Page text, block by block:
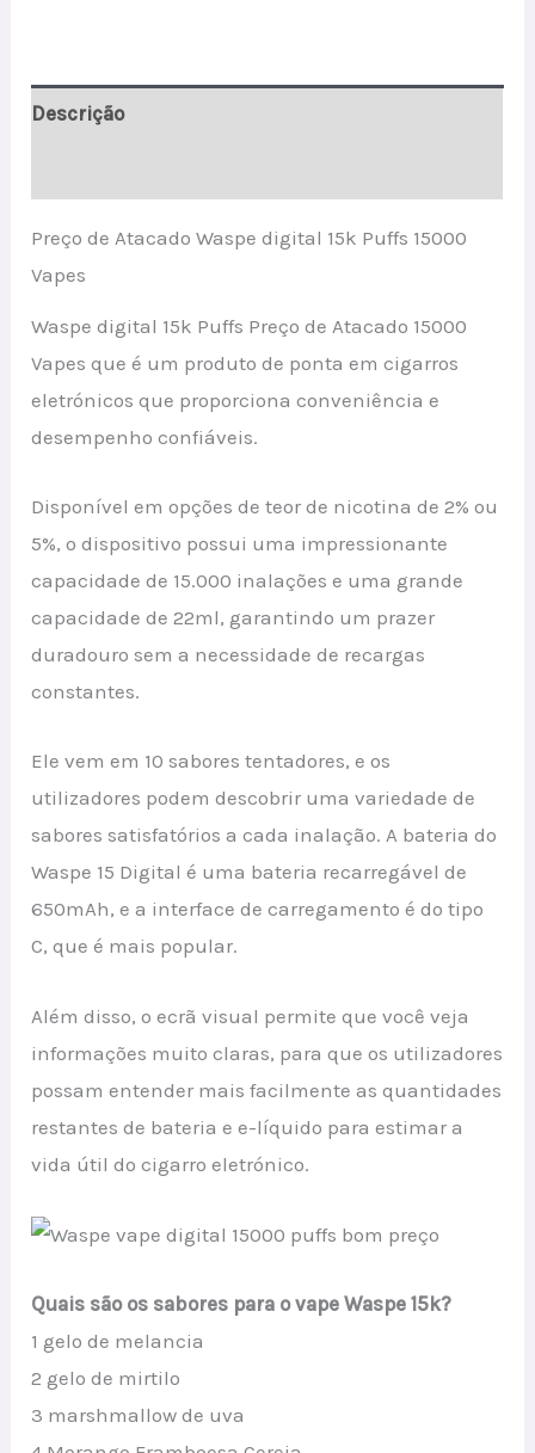
Descrição
Preço de Atacado Waspe digital 15k Puffs 15000
Vapes
Waspe digital 15k Puffs Preço de Atacado 15000
Vapes que é um produto de ponta em cigarros
eletrónicos que proporciona conveniência e
desempenho confiáveis.
Disponível em opções de teor de nicotina de 2% ou
5%, o dispositivo possui uma impressionante
capacidade de 15.000 inalações e uma grande
capacidade de 22ml, garantindo um prazer
duradouro sem a necessidade de recargas
constantes.
Ele vem em 10 sabores tentadores, e os
utilizadores podem descobrir uma variedade de
sabores satisfatórios a cada inalação. A bateria do
Waspe 15 Digital é uma bateria recarregável de
650mAh, e a interface de carregamento é do tipo
C, que é mais popular.
Além disso, o ecrã visual permite que você veja
informações muito claras, para que os utilizadores
possam entender mais facilmente as quantidades
restantes de bateria e e-líquido para estimar a
vida útil do cigarro eletrónico.
Quais são os sabores para o vape Waspe 15k?
1 gelo de melancia
2 gelo de mirtilo
3 marshmallow de uva